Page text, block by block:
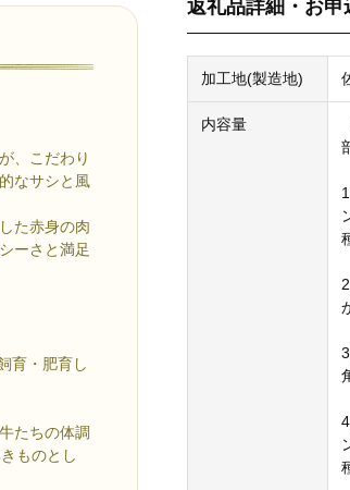
、こだわり
なサシと風
た赤身の肉
ーさと満足
育・肥育し
たちの体調
ものとし
返礼品詳細・お申
加工地(製造地)
内容量